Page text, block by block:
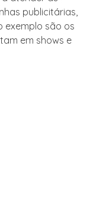
publicitárias,
exemplo são os
em shows e